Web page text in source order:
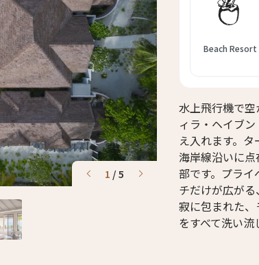
1 /5
Beach Resort
水上飛行機で
ィラ・ヘイブ
え入れます。
海岸線沿いに
部です。プラ
チだけが広が
寂に包まれた
をすべて洗い流